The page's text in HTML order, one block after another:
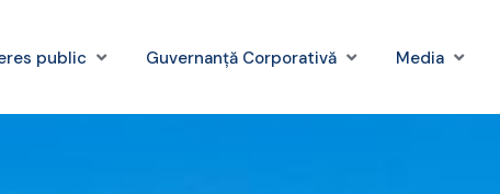
public Guvernanță Corporativă Media